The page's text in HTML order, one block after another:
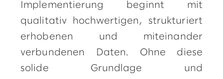
Implementierung beginnt mit
qualitativ hochwertigen, strukturiert
erhobenen und miteinander
verbundenen Daten. Ohne diese
solide Grundlage und